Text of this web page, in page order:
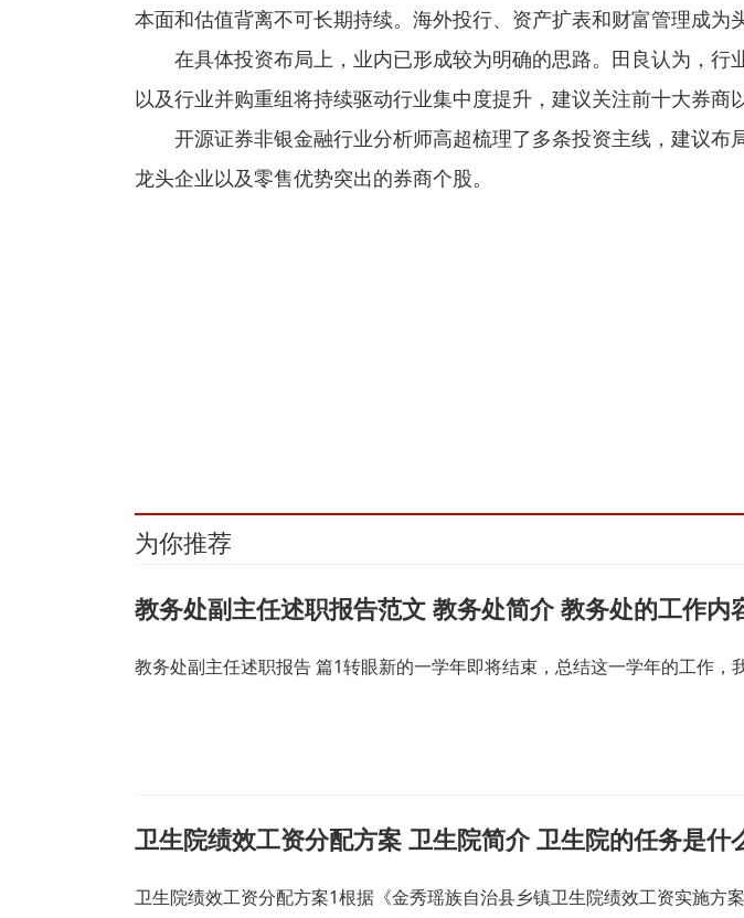
本面和估值背离不可长期持续。海外投行、资产扩表和财富管理成为
在具体投资布局上，业内已形成较为明确的思路。田良认为，
以及行业并购重组将持续驱动行业集中度提升，建议关注前十大券商
开源证券非银金融行业分析师高超梳理了多条投资主线，建议
龙头企业以及零售优势突出的券商个股。
为你推荐
教务处副主任述职报告范文 教务处简介 教务处的工作内
教务处副主任述职报告 篇1转眼新的一学年即将结束，总结这一学年的工作
卫生院绩效工资分配方案 卫生院简介 卫生院的任务是什
卫生院绩效工资分配方案1根据《金秀瑶族自治县乡镇卫生院绩效工资实施